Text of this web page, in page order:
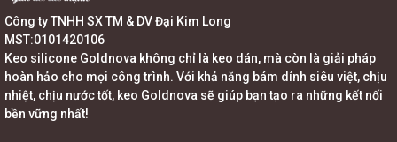
Công ty TNHH SX TM & DV Đại Kim Long
MST:0101420106
Keo silicone Goldnova không chỉ là keo dán, mà còn là giải pháp
hoàn hảo cho mọi công trình. Với khả năng bám dính siêu việt, chịu
nhiệt, chịu nước tốt, keo Goldnova sẽ giúp bạn tạo ra những kết nối
bền vững nhất!